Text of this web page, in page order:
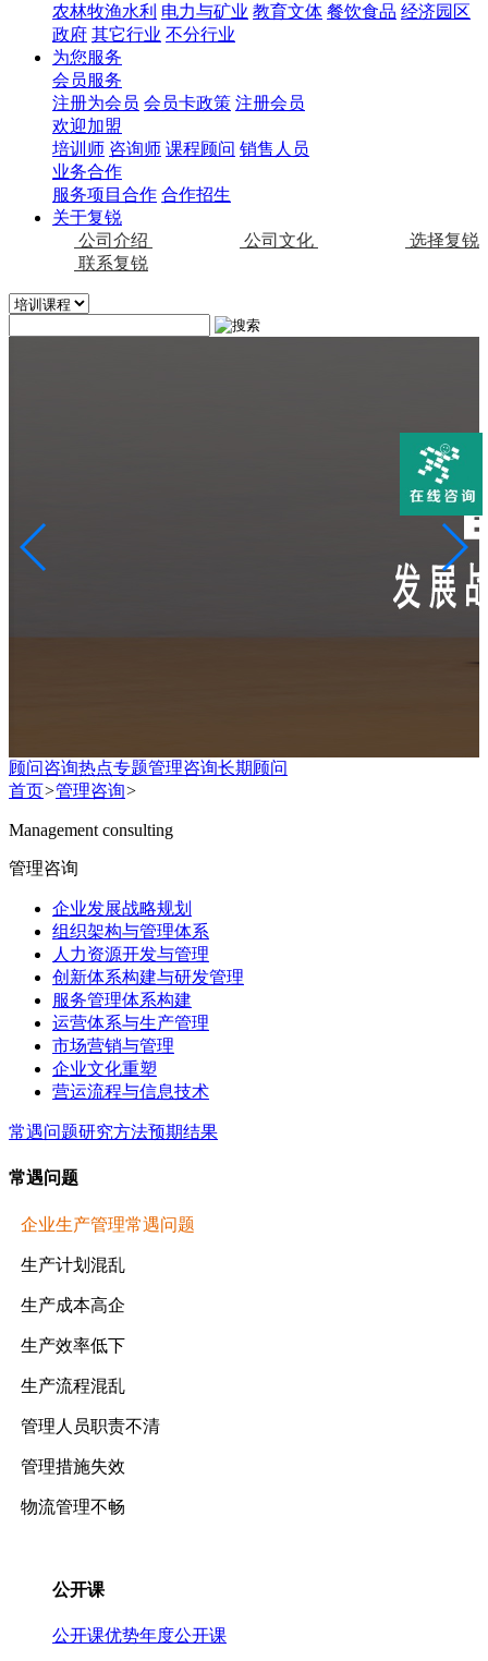
农林牧渔水利 电力与矿业 教育文体 餐饮食品 经济园区
政府 其它行业 不分行业
为您服务
会员服务
注册为会员 会员卡政策 注册会员
欢迎加盟
培训师 咨询师 课程顾问 销售人员
业务合作
服务项目合作 合作招生
关于复锐
公司介绍
公司文化
选择复锐
联系复锐
顾问咨询热点专题管理咨询长期顾问
首页>管理咨询>
Management consulting
管理咨询
企业发展战略规划
组织架构与管理体系
人力资源开发与管理
创新体系构建与研发管理
服务管理体系构建
运营体系与生产管理
市场营销与管理
企业文化重塑
营运流程与信息技术
常遇问题研究方法预期结果
常遇问题
企业生产管理常遇问题
生产计划混乱
生产成本高企
生产效率低下
生产流程混乱
管理人员职责不清
管理措施失效
物流管理不畅
公开课
公开课优势年度公开课